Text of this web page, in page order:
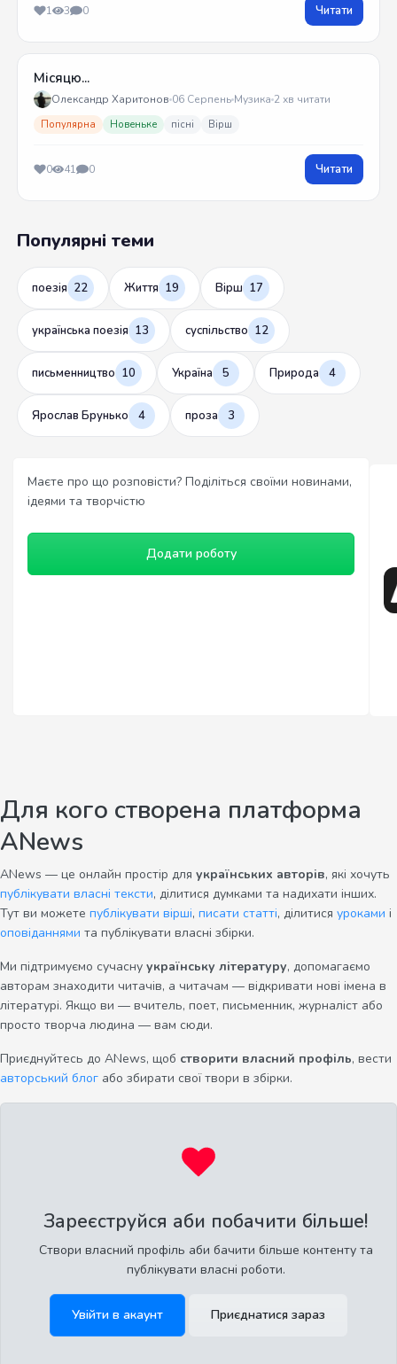
1 3 0 Читати
Місяцю...
Олександр Харитонов 06 Серпень Музика 2 хв читати
Популярна Новеньке пісні Вірш
0 41 0 Читати
Популярні теми
поезія 22 Життя 19 Вірш 17
українська поезія 13 суспільство 12
письменництво 10 Україна 5 Природа 4
Ярослав Брунько 4 проза 3
Маєте про що розповісти? Поділіться своїми новинами,
ідеями та творчістю
Додати роботу
Для кого створена платформа
ANews
ANews — це онлайн простір для українських авторів, які хочуть
публікувати власні тексти, ділитися думками та надихати інших.
Тут ви можете публікувати вірші, писати статті, ділитися уроками і
оповіданнями та публікувати власні збірки.
Ми підтримуємо сучасну українську літературу, допомагаємо
авторам знаходити читачів, а читачам — відкривати нові імена в
літературі. Якщо ви — вчитель, поет, письменник, журналіст або
просто творча людина — вам сюди.
Приєднуйтесь до ANews, щоб створити власний профіль, вести
авторський блог або збирати свої твори в збірки.
Зареєструйся аби побачити більше!
Створи власний профіль аби бачити більше контенту та
публікувати власні роботи.
Увійти в акаунт Приєднатися зараз